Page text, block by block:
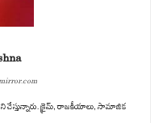
చేస్తున్నారు. క్రైమ్, రాజకీయాలు, సామాజిక